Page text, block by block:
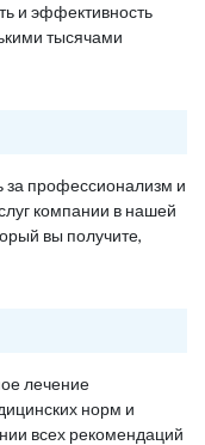
и эффективность
тысячами
за профессионализм и
компании в нашей
вы получите,
лечение
норм и
всех рекомендаций